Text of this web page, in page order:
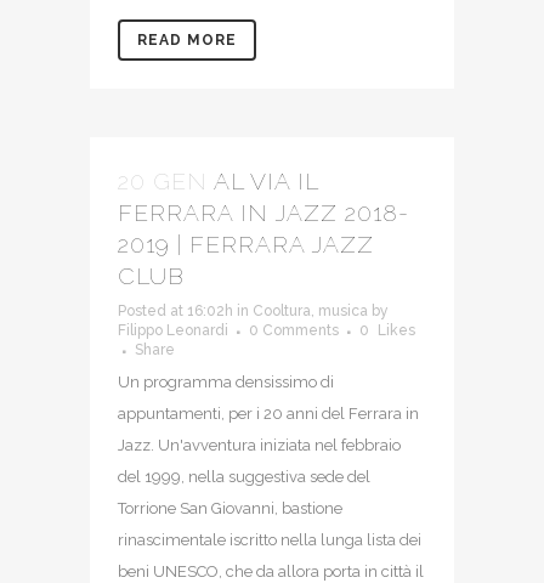
READ MORE
20 GEN AL VIA IL
FERRARA IN JAZZ 2018-
2019 | FERRARA JAZZ
CLUB
Posted at 16:02h in Cooltura, musica by
Filippo Leonardi
0 Comments 0
Likes
Share
Un programma densissimo di
appuntamenti, per i 20 anni del Ferrara in
Jazz. Un'avventura iniziata nel febbraio
del 1999, nella suggestiva sede del
Torrione San Giovanni, bastione
rinascimentale iscritto nella lunga lista dei
beni UNESCO, che da allora porta in città il